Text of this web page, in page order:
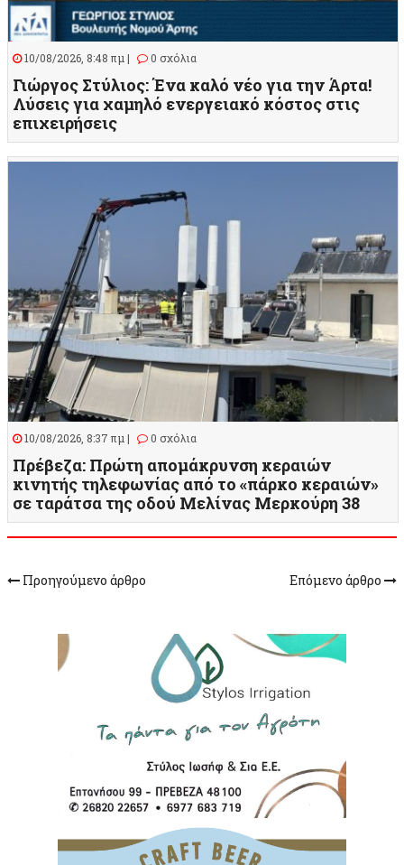
10/08/2026, 8:48 πμ | 0 σχόλια
Γιώργος Στύλιος: Ένα καλό νέο για την Άρτα!
Λύσεις για χαμηλό ενεργειακό κόστος στις
επιχειρήσεις
10/08/2026, 8:37 πμ | 0 σχόλια
Πρέβεζα: Πρώτη απομάκρυνση κεραιών
κινητής τηλεφωνίας από το «πάρκο κεραιών»
σε ταράτσα της οδού Μελίνας Μερκούρη 38
Προηγούμενο άρθρο Επόμενο άρθρο